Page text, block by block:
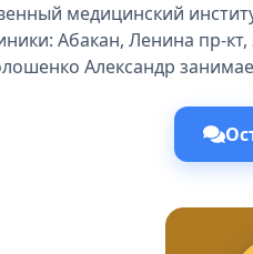
медицинский
Абакан, Ленина пр-
Александр